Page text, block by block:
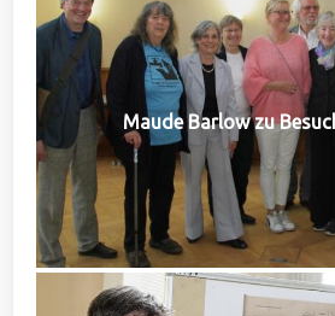
Maude Barlow zu